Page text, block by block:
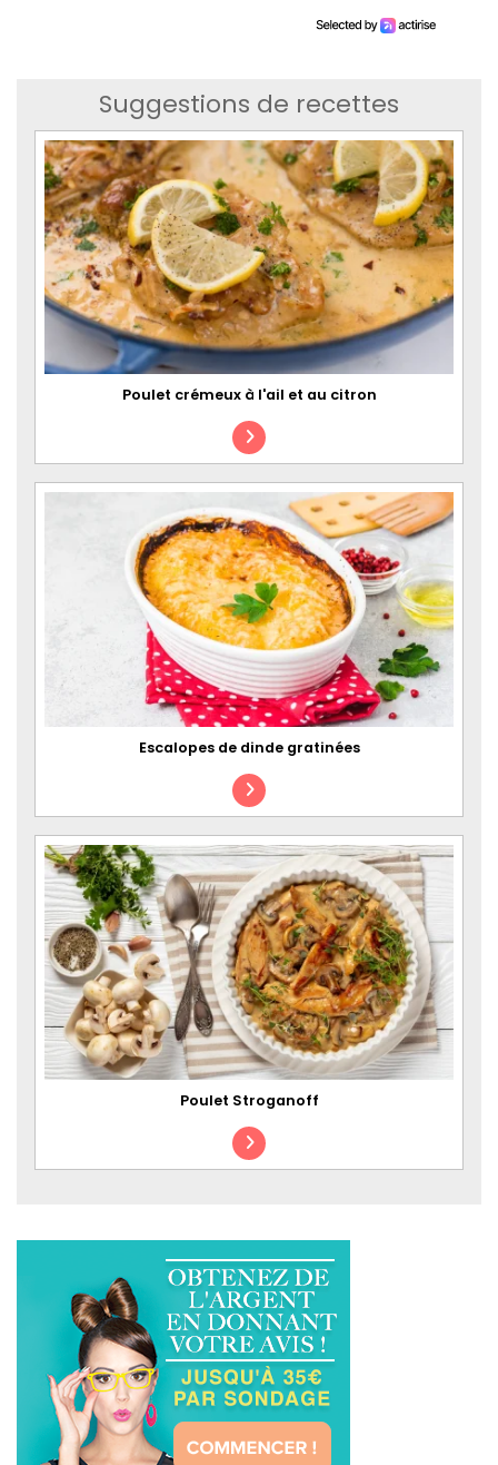
Suggestions de recettes
Poulet crémeux à l'ail et au citron
Escalopes de dinde gratinées
Poulet Stroganoff